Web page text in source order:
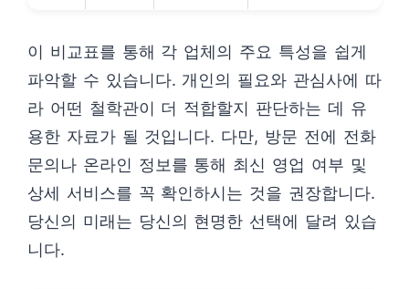
이 비교표를 통해 각 업체의 주요 특성을 쉽게
파악할 수 있습니다. 개인의 필요와 관심사에 따
라 어떤 철학관이 더 적합할지 판단하는 데 유
용한 자료가 될 것입니다. 다만, 방문 전에 전화
문의나 온라인 정보를 통해 최신 영업 여부 및
상세 서비스를 꼭 확인하시는 것을 권장합니다.
당신의 미래는 당신의 현명한 선택에 달려 있습
니다.